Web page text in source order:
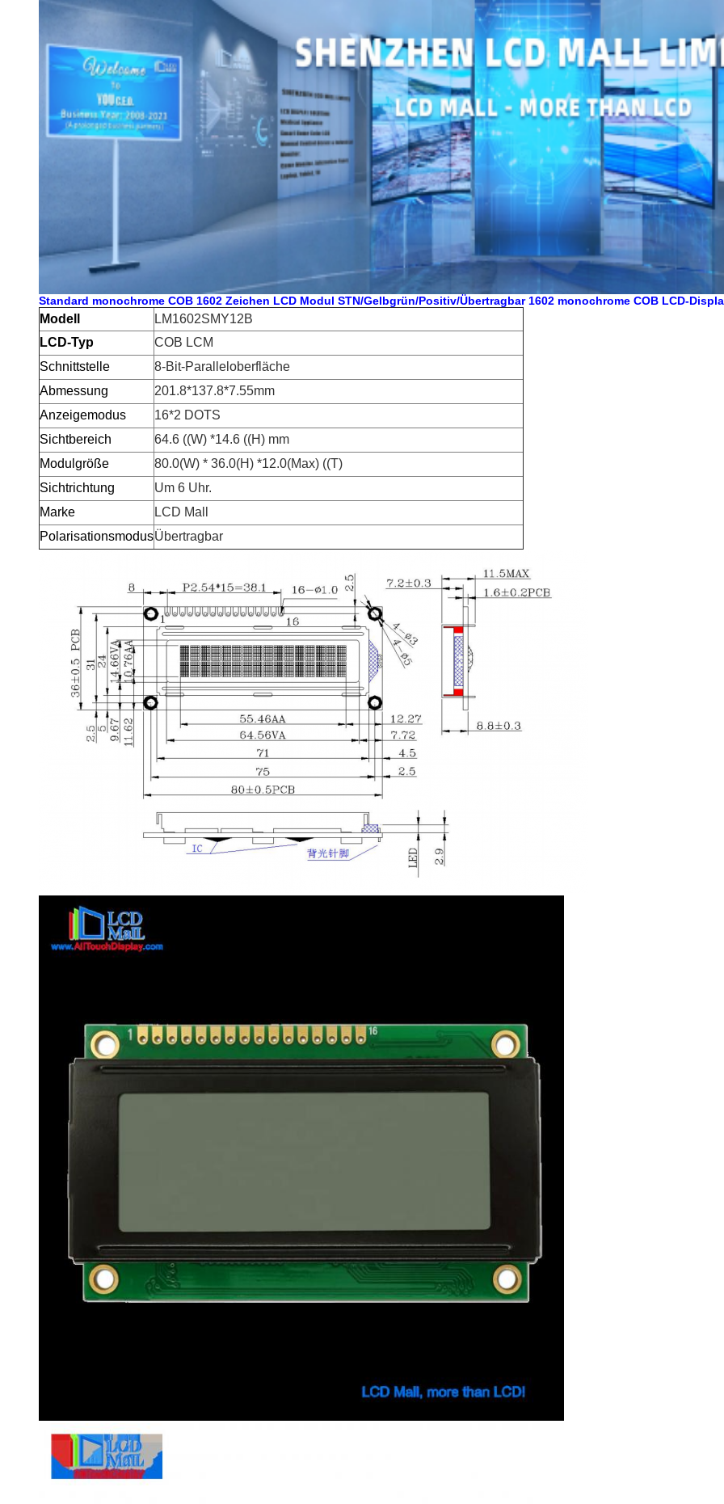
Standard monochrome COB 1602 Zeichen LCD Modul STN/Gelbgrün/Positiv/Übertragbar 1602 monochrome COB LCD-
Modell
LM1602SMY12B
LCD-Typ
COB LCM
Schnittstelle
8-Bit-Paralleloberfläche
Abmessung
201.8*137.8*7.55mm
Anzeigemodus
16*2 DOTS
Sichtbereich
64.6 ((W) *14.6 ((H) mm
Modulgröße
80.0(W) * 36.0(H) *12.0(Max) ((T)
Sichtrichtung
Um 6 Uhr.
Marke
LCD Mall
PolarisationsmodusÜbertragbar